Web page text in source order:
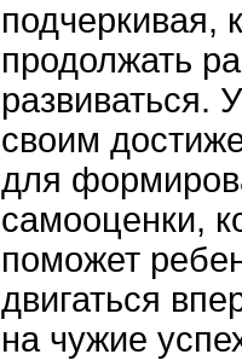
подчеркивая,
продолжать
развиваться.
своим
для
самооценки,
поможет
двигаться
на чужие